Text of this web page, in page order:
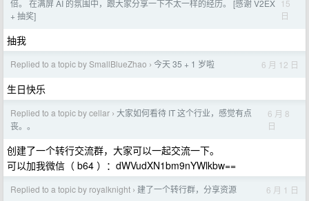
倍。 在满屏 AI 的氛围中，跟大家分享一下不太一样的经历。 [感谢 V2EX
+ 抽奖]
15
日
抽我
Replied to a topic by SmallBlueZhao › 今天 35 + 1 岁啦 6 月 12 日
生日快乐
Replied to a topic by cellar › 大家如何看待 IT 这个行业，感觉有点
丧。。
6 月 8
日
创建了一个转行交流群，大家可以一起交流一下。
可以加我微信（ b64 ）：dWVudXN1bm9nYWlkbw==
Replied to a topic by royalknight › 建了一个转行群，分享资源 6 月 1 日